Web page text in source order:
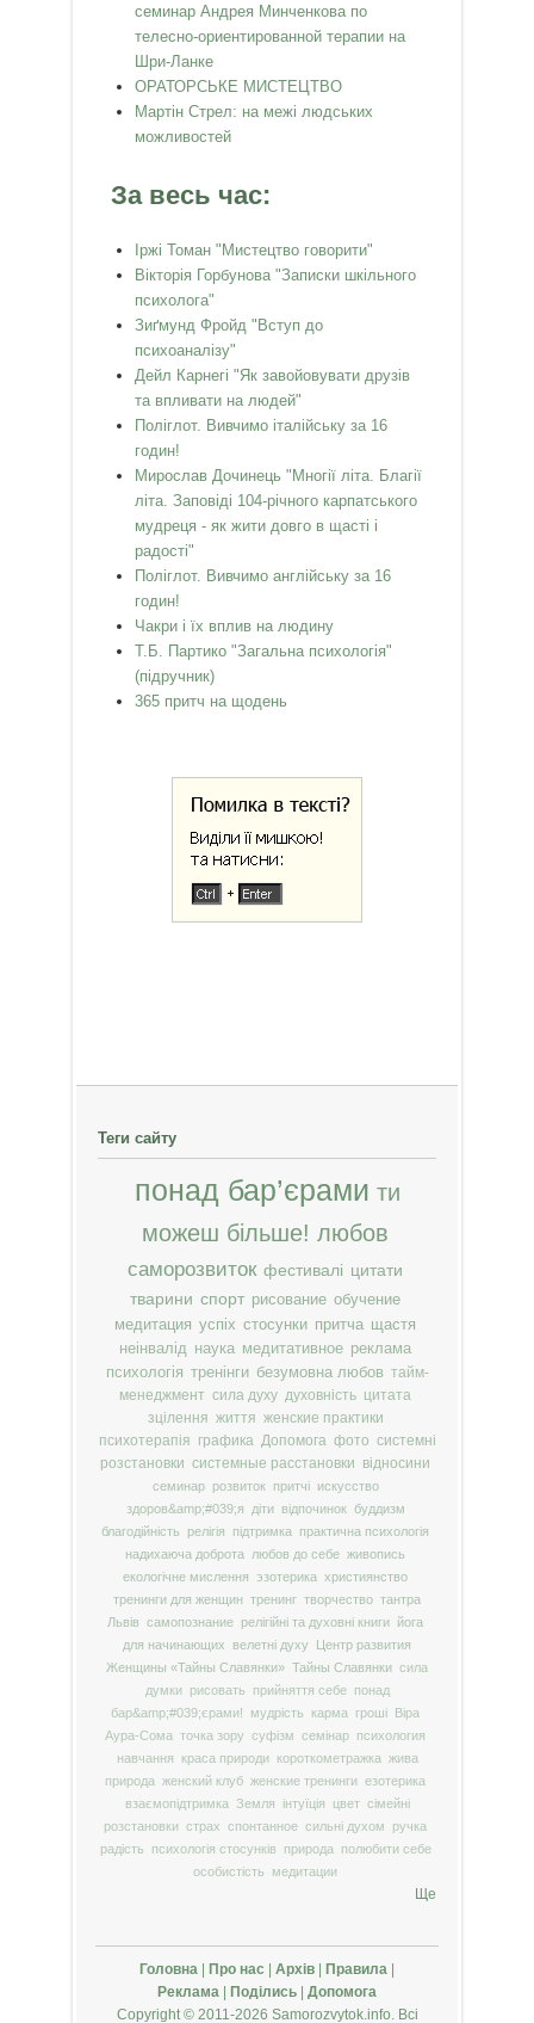
семинар Андрея Минченкова по
телесно-ориентированной терапии на
Шри-Ланке
ОРАТОРСЬКЕ МИСТЕЦТВО
Мартін Стрел: на межі людських
можливостей
За весь час:
Іржі Томан "Мистецтво говорити"
Вікторія Горбунова "Записки шкільного
психолога"
Зиґмунд Фройд "Вступ до
психоаналізу"
Дейл Карнегі "Як завойовувати друзів
та впливати на людей"
Поліглот. Вивчимо італійську за 16
годин!
Мирослав Дочинець "Многії літа. Благії
літа. Заповіді 104-річного карпатського
мудреця - як жити довго в щасті і
радості"
Поліглот. Вивчимо англійську за 16
годин!
Чакри і їх вплив на людину
Т.Б. Партико "Загальна психологія"
(підручник)
365 притч на щодень
Теги сайту
понад бар’єрами ти
можеш більше! любов
саморозвиток фестивалі цитати
тварини спорт рисование обучение
медитация успіх стосунки притча щастя
неінвалід наука медитативное реклама
психологія тренінги безумовна любов тайм-
менеджмент сила духу духовність цитата
зцілення життя женские практики
психотерапія графика Допомога фото системні
розстановки системные расстановки відносини
семинар розвиток притчі
искусство
здоров&amp;#039;я
діти відпочинок буддизм
благодійність
релігія підтримка
практична психологія
надихаюча доброта
любов до себе живопись
екологічне мислення
эзотерика християнство
тренинги для женщин тренинг творчество тантра
Львів самопознание релігійні та духовні книги йога
для начинающих
велетні духу
Центр развития
Женщины «Тайны Славянки» Тайны Славянки сила
думки
рисовать прийняття себе
понад
бар&amp;#039;єрами!
мудрість карма гроші Віра
Аура-Сома точка зору суфізм семінар психология
навчання
краса природи короткометражка жива
природа женский клуб женские тренинги езотерика
взаємопідтримка Земля інтуїція цвет сімейні
розстановки страх спонтанное сильні духом
ручка
радість
психологія стосунків природа
полюбити себе
особистість
медитации
Ще
Головна | Про нас | Архів | Правила |
Реклама | Поділись | Допомога
Copyright © 2011-2026 Samorozvytok.info. Всі